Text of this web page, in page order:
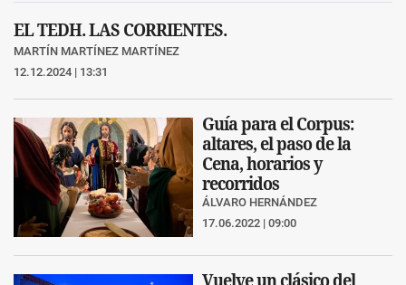
EL TEDH. LAS CORRIENTES.
MARTÍN MARTÍNEZ MARTÍNEZ
12.12.2024 | 13:31
Guía para el Corpus:
altares, el paso de la
Cena, horarios y
recorridos
ÁLVARO HERNÁNDEZ
17.06.2022 | 09:00
Vuelve un clásico del